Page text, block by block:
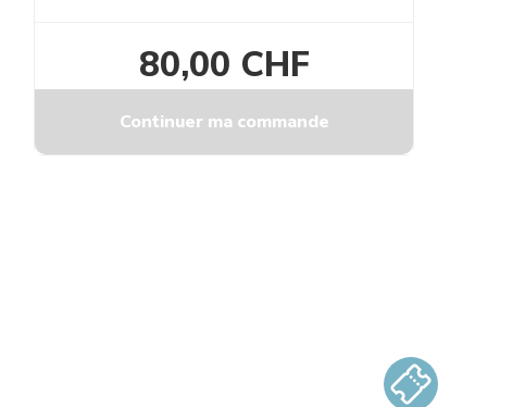
80,00 CHF
Continuer ma commande